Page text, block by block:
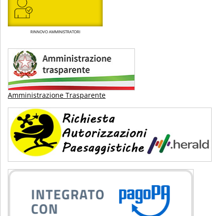
RINNOVO AMMINISTRATORI
Amministrazione Trasparente